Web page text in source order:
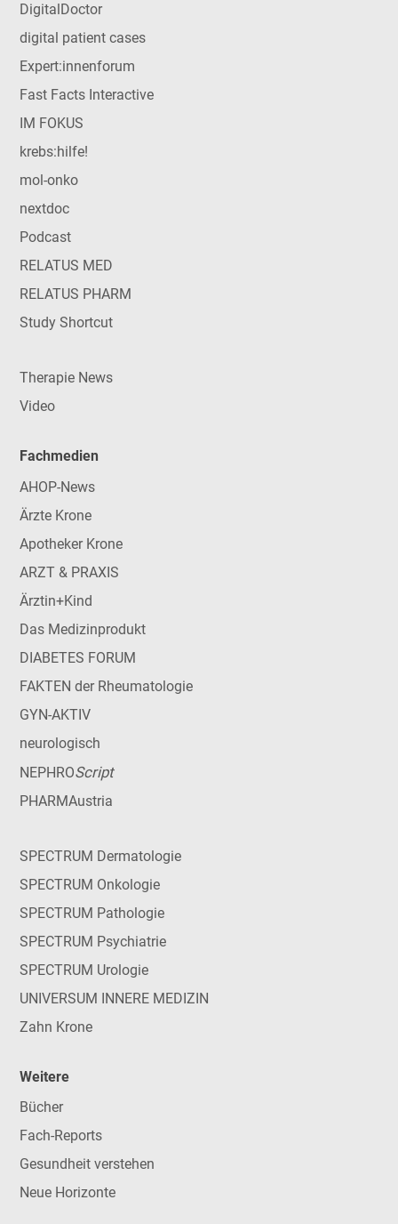
DigitalDoctor
digital patient cases
Expert:innenforum
Fast Facts Interactive
IM FOKUS
krebs:hilfe!
mol-onko
nextdoc
Podcast
RELATUS MED
RELATUS PHARM
Study Shortcut
Therapie News
Video
Fachmedien
AHOP-News
Ärzte Krone
Apotheker Krone
ARZT & PRAXIS
Ärztin+Kind
Das Medizinprodukt
DIABETES FORUM
FAKTEN der Rheumatologie
GYN-AKTIV
neurologisch
NEPHROScript
PHARMAustria
SPECTRUM Dermatologie
SPECTRUM Onkologie
SPECTRUM Pathologie
SPECTRUM Psychiatrie
SPECTRUM Urologie
UNIVERSUM INNERE MEDIZIN
Zahn Krone
Weitere
Bücher
Fach-Reports
Gesundheit verstehen
Neue Horizonte